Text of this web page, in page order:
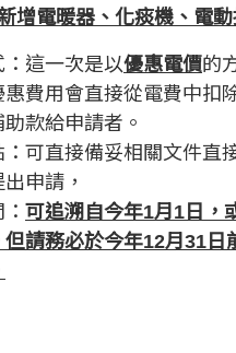
新增電暖器、化痰機、電動
這一次是以優惠電價的
惠費用會直接從電費中扣
款給申請者。
：可直接備妥相關文件直
申請，
可追溯自今年1月1日，
但請務必於今年12月31日